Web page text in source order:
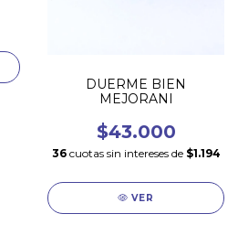
DUERME BIEN
MEJORANI
$43.000
36 cuotas sin intereses de $1.194
VER